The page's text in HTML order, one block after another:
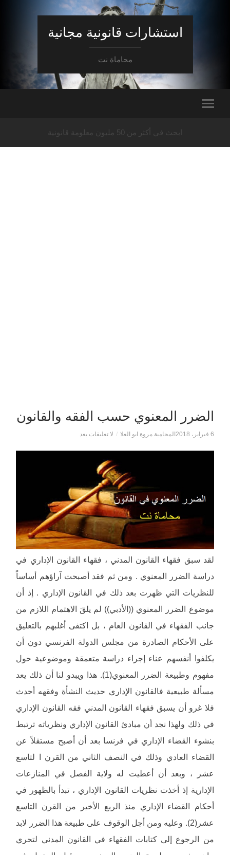
استشارات قانونية مجانية
محاماة نت
ابحث في أكثر من 50 مليون معلومة قانونية
الضرر المعنوي حسب الفقه والقانون
6 فبراير، 2018 المحامية مروة ابو العلا / لا تعليقات بعد
لقد سبق فقهاء القانون المدني ، فقهاء القانون الإداري في
دراسة الضرر المعنوي . ومن ثم فقد أصبحت آراؤهم أساساً
للنظريات التي ظهرت بعد ذلك في القانون الإداري . إذ أن
موضوع الضرر المعنوي ((الأدبي)) لم يلقَ الاهتمام اللازم من
جانب الفقهاء في القانون العام ، بل اكتفى أغلبهم بالتعليق
على الأحكام الصادرة من مجلس الدولة الفرنسي دون أن
يكلفوا أنفسهم عناء إجراء دراسة متعمقة وموضوعية حول
مفهوم وطبيعة الضرر المعنوي(1). هذا ويبدو لنا أن ذلك يعد
مسألة طبيعية فالقانون الإداري حديث النشأة وفقهه أحدث
فلا غرو أن يسبق فقهاء القانون المدني فقه القانون الإداري
في ذلك ولهذا نجد أن مبادئ القانون الإداري ونظرياته ترتبط
بنشوء القضاء الإداري في فرنسا بعد أن أصبح مستقلاً عن
القضاء العادي وذلك في النصف الثاني من القرن ا لتاسع
عشر ، وبعد أن أعطيت له ولاية الفصل في المنازعات
الإدارية إذ أخذت نظريات القانون الإداري ، تبدأ بالظهور في
أحكام القضاء الإداري منذ الربع الأخير من القرن التاسع
عشر(2). وعليه ومن أجل الوقوف على طبيعة هذا الضرر لابد
من الرجوع إلى كتابات الفقهاء في القانون المدني لتحري